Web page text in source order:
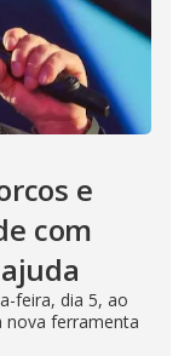
e
com
feira, dia 5, ao
nova ferramenta